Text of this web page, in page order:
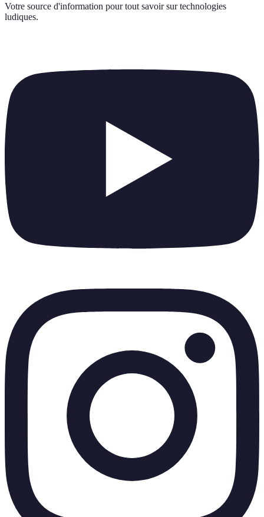
Votre source d'information pour tout savoir sur technologies
ludiques.